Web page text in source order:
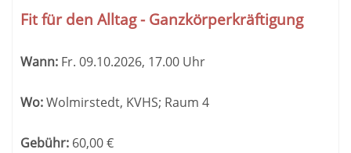
Fit für den Alltag - Ganzkörperkräftigung
Wann: Fr. 09.10.2026, 17.00 Uhr
Wo:Wolmirstedt, KVHS; Raum 4
Gebühr: 60,00€